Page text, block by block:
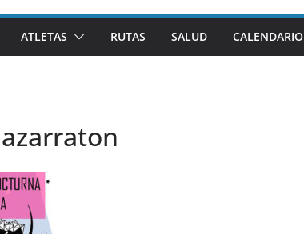
España absoluto en Disco
Calahorra acoge este fin de semana
ATLETAS RUTAS SALUD CALENDARIO